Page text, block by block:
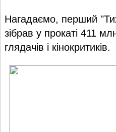
Нагадаємо, перший
зібрав у прокаті 411
глядачів і кінокритиків.